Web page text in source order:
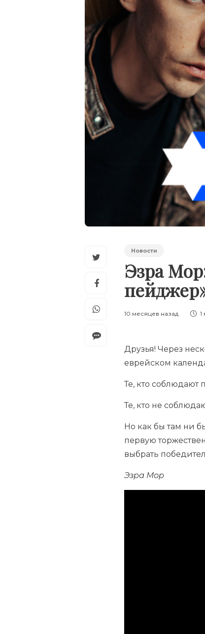
Новости
Эзра
10 месяцев назад 1
Друзья! Через
еврейском
Те, кто
Те, кто не
Но как бы там ни
первую
выбрать
Эзра Мор